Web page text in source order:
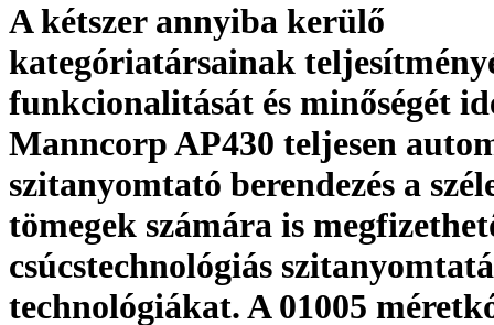
A kétszer annyiba kerülő
kategóriatársainak
funkcionalitását és minőségét
Manncorp AP430 teljesen
szitanyomtató berendezés a
tömegek számára is
csúcstechnológiás
technológiákat. A 01005